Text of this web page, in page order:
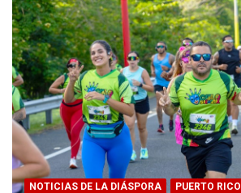
NOTICIAS DE LA DIÁSPORA PUERTO RICO